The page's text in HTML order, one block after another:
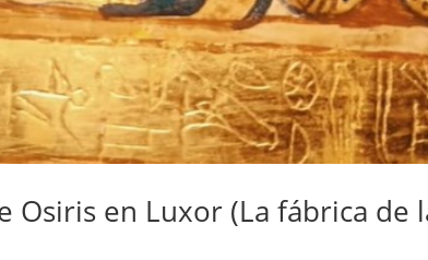
Osiris en Luxor (La fábrica de